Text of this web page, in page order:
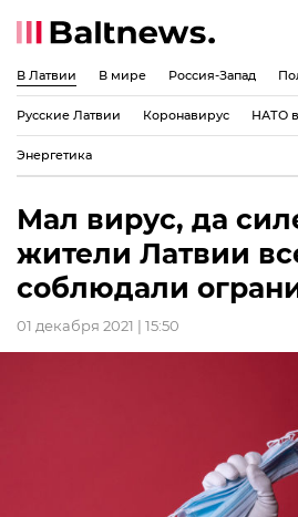
В Латвии В мире Россия-Запад
Русские Латвии Коронавирус НАТО
Энергетика
Мал вирус, да
жители Латвии
соблюдали
01 декабря 2021 | 15:50